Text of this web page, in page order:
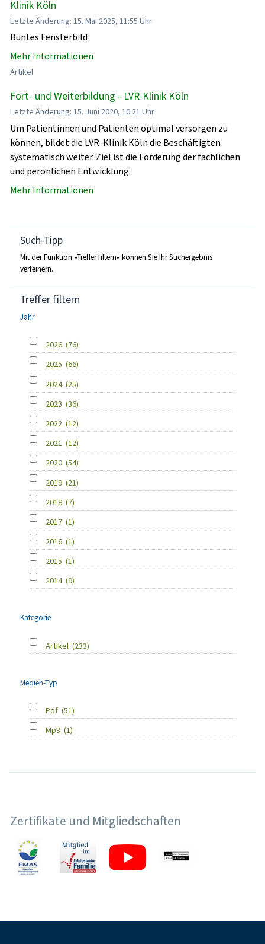
Klinik Köln
Letzte Änderung: 15. Mai 2025, 11:55 Uhr
Buntes Fensterbild
Mehr Informationen
Artikel
Fort- und Weiterbildung - LVR-Klinik Köln
Letzte Änderung: 15. Juni 2020, 10:21 Uhr
Um Patientinnen und Patienten optimal versorgen zu
können, bildet die LVR-Klinik Köln die Beschäftigten
systematisch weiter. Ziel ist die Förderung der fachlichen
und perönlichen Entwicklung.
Mehr Informationen
Such-Tipp
Mit der Funktion »Treffer filtern« können Sie Ihr Suchergebnis
verfeinern.
Treffer filtern
Jahr
2026 (76)
2025 (66)
2024 (25)
2023 (36)
2022 (12)
2021 (12)
2020 (54)
2019 (21)
2018 (7)
2017 (1)
2016 (1)
2015 (1)
2014 (9)
Kategorie
Artikel (233)
Medien-Typ
Pdf (51)
Mp3 (1)
Zertifikate und Mitgliedschaften